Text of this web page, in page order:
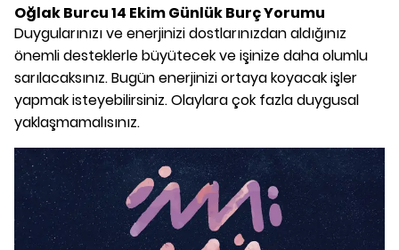
Oğlak Burcu 14 Ekim Günlük Burç Yorumu
Duygularınızı ve enerjinizi dostlarınızdan aldığınız
önemli desteklerle büyütecek ve işinize daha olumlu
sarılacaksınız. Bugün enerjinizi ortaya koyacak işler
yapmak isteyebilirsiniz. Olaylara çok fazla duygusal
yaklaşmamalısınız.